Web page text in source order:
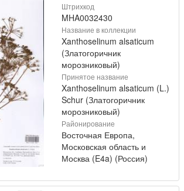
Штрихкод
MHA0032430
Название в коллекции
Xanthoselinum alsaticum
(Златогоричник
морозниковый)
Принятое название
Xanthoselinum alsaticum (L.)
Schur (Златогоричник
морозниковый)
Районирование
Восточная Европа,
Московская область и
Москва (E4a) (Россия)